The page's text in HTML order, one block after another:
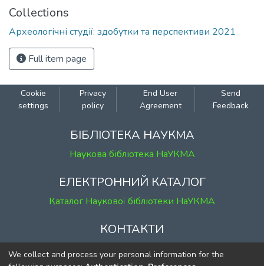
Collections
Археологічні студії: здобутки та перспективи 2021
Full item page
Cookie
settings
Privacy
policy
End User
Agreement
Send
Feedback
БІБЛІОТЕКА НАУКМА
Наукова бібліотека НаУКМА
ЕЛЕКТРОННИЙ КАТАЛОГ
Каталог Наукової бібліотеки НаУКМА
КОНТАКТИ
м. Київ, вул. Григорія Сковороди, 2
We collect and process your personal information for the